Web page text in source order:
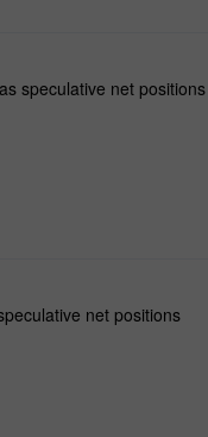
speculative net positions
net positions